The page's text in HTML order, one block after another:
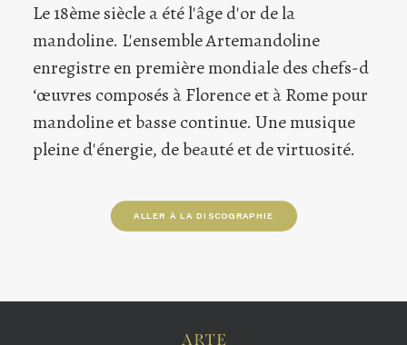
Le 18ème siècle a été l'âge d'or de la
mandoline. L'ensemble Artemandoline
enregistre en première mondiale des chefs-d
‘œuvres composés à Florence et à Rome pour
mandoline et basse continue. Une musique
pleine d'énergie, de beauté et de virtuosité.
ALLER À LA DISCOGRAPHIE